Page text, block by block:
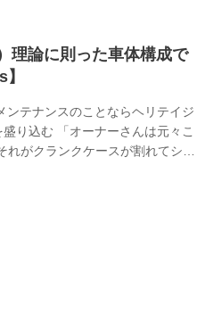
理論に則った車体構成で
テナンスのことならヘリテイジ
り込む 「オーナーさんは元々こ
れがクランクケースが割れてシリ
ルに遭われて、仕様変更と合わ
別のものを用意して、私なりの
さん） 実質1台を丸ごと作るの